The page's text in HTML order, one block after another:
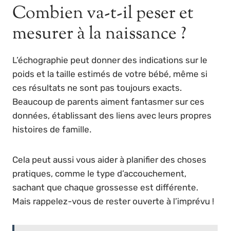
Combien va-t-il peser et
mesurer à la naissance ?
L’échographie peut donner des indications sur le
poids et la taille estimés de votre bébé, même si
ces résultats ne sont pas toujours exacts.
Beaucoup de parents aiment fantasmer sur ces
données, établissant des liens avec leurs propres
histoires de famille.
Cela peut aussi vous aider à planifier des choses
pratiques, comme le type d’accouchement,
sachant que chaque grossesse est différente.
Mais rappelez-vous de rester ouverte à l’imprévu !